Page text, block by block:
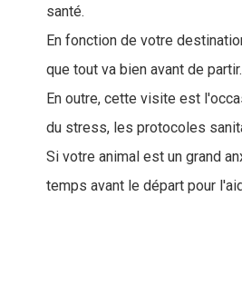
santé.
En fonction de votre
que tout va bien avant de partir.
En outre, cette visite est
du stress, les protocoles
Si votre animal est un grand
temps avant le départ pour